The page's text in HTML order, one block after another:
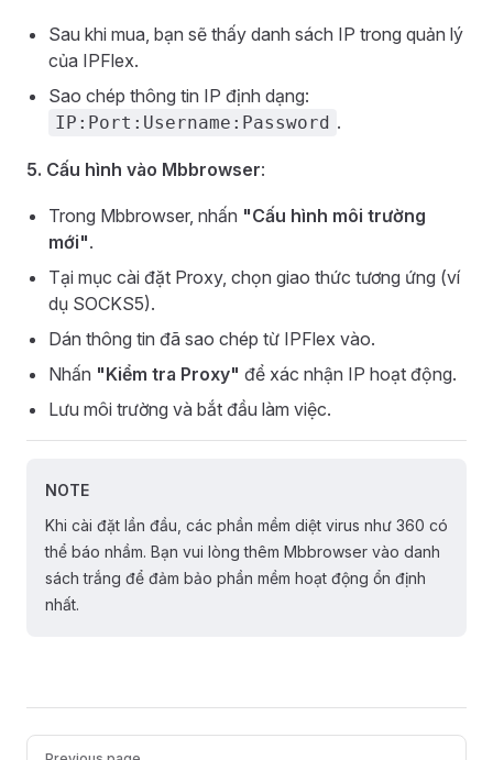
Sau khi mua, bạn sẽ thấy danh sách IP trong quản lý
của IPFlex.
Sao chép thông tin IP định dạng:
IP:Port:Username:Password .
5. Cấu hình vào Mbbrowser:
Trong Mbbrowser, nhấn "Cấu hình môi trường
mới".
Tại mục cài đặt Proxy, chọn giao thức tương ứng (ví
dụ SOCKS5).
Dán thông tin đã sao chép từ IPFlex vào.
Nhấn "Kiểm tra Proxy" để xác nhận IP hoạt động.
Lưu môi trường và bắt đầu làm việc.
NOTE
Khi cài đặt lần đầu, các phần mềm diệt virus như 360 có
thể báo nhầm. Bạn vui lòng thêm Mbbrowser vào danh
sách trắng để đảm bảo phần mềm hoạt động ổn định
nhất.
Pager